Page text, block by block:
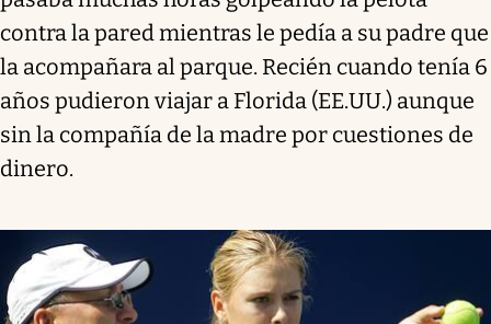
contra la pared mientras le pedía a su padre que
la acompañara al parque. Recién cuando tenía 6
años pudieron viajar a Florida (EE.UU.) aunque
sin la compañía de la madre por cuestiones de
dinero.